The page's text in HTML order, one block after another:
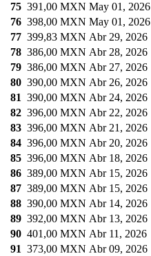
75 391,00 MXN May 01, 2026
76 398,00 MXN May 01, 2026
77 399,83 MXN Abr 29, 2026
78 386,00 MXN Abr 28, 2026
79 386,00 MXN Abr 27, 2026
80 390,00 MXN Abr 26, 2026
81 390,00 MXN Abr 24, 2026
82 396,00 MXN Abr 22, 2026
83 396,00 MXN Abr 21, 2026
84 396,00 MXN Abr 20, 2026
85 396,00 MXN Abr 18, 2026
86 389,00 MXN Abr 15, 2026
87 389,00 MXN Abr 15, 2026
88 390,00 MXN Abr 14, 2026
89 392,00 MXN Abr 13, 2026
90 401,00 MXN Abr 11, 2026
91 373,00 MXN Abr 09, 2026